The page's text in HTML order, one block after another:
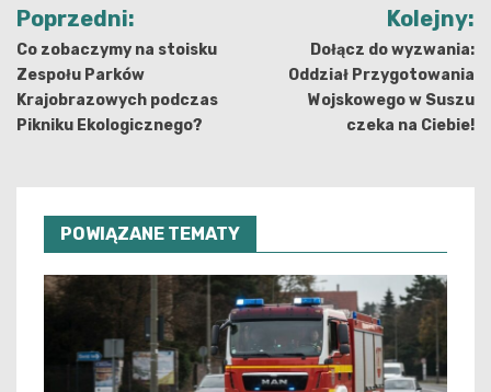
wpisu
Poprzedni:
Co zobaczymy na stoisku
Zespołu Parków
Krajobrazowych podczas
Pikniku Ekologicznego?
Kolejny:
Dołącz do wyzwania:
Oddział Przygotowania
Wojskowego w Suszu
czeka na Ciebie!
POWIĄZANE TEMATY